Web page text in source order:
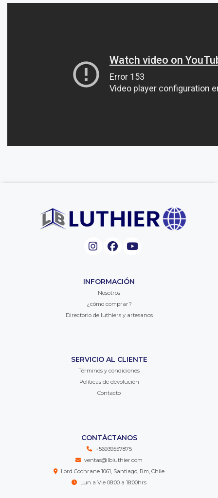
INFORMACIÓN
Nosotros
¿cómo comprar?
Directorio de luthiers y artesanos
SERVICIO AL CLIENTE
Términos y condiciones
Políticas de devolución
Contacto
CONTÁCTANOS
+56939557875
ventas@lbluthier.com
Lord Cochrane 1061, Santiago, Rm, Chile
Lun a Vie 08:00 a 18:00hrs